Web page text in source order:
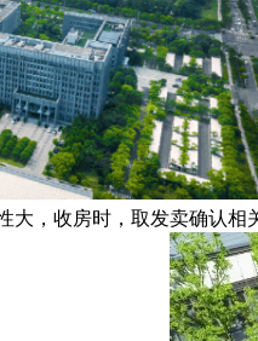
大，收房时，取发卖确认